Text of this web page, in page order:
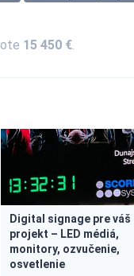
15 450 €.
Digital signage pre váš
projekt – LED médiá,
monitory, ozvučenie,
osvetlenie